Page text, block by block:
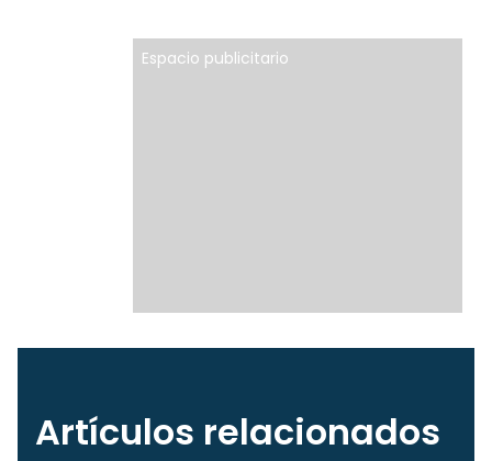
Espacio publicitario
Artículos relacionados